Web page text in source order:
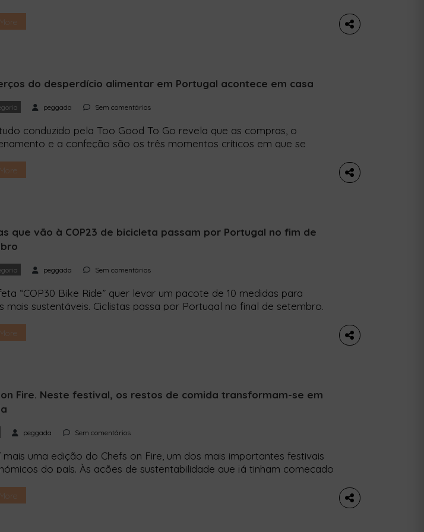
Fica a conhecer as práticas mais sustentáveis do festival e quais os
do desperdício alimentar em Portugal acontece em casa
peggada Sem comentários
conduzido pela Too Good To Go revela que as compras, o
e a confeção são os três momentos críticos em que se
portugueses, evidenciando a necessidade de hábitos mais
que vão à COP23 de bicicleta passam por Portugal no fim de
peggada Sem comentários
“COP30 Bike Ride” quer levar um pacote de 10 medidas para
mais sustentáveis. Ciclistas passa por Portugal no final de setembro.
ciclista que pretende levar até ao Brasil, onde decorre a próxima
Fire. Neste festival, os restos de comida transformam-se em
peggada Sem comentários
mais uma edição do Chefs on Fire, um dos mais importantes festivais
do país. Às ações de sustentabilidade que já tinham começado
O Chefs on Fire é uma festa, daquelas de ir com apetite e,